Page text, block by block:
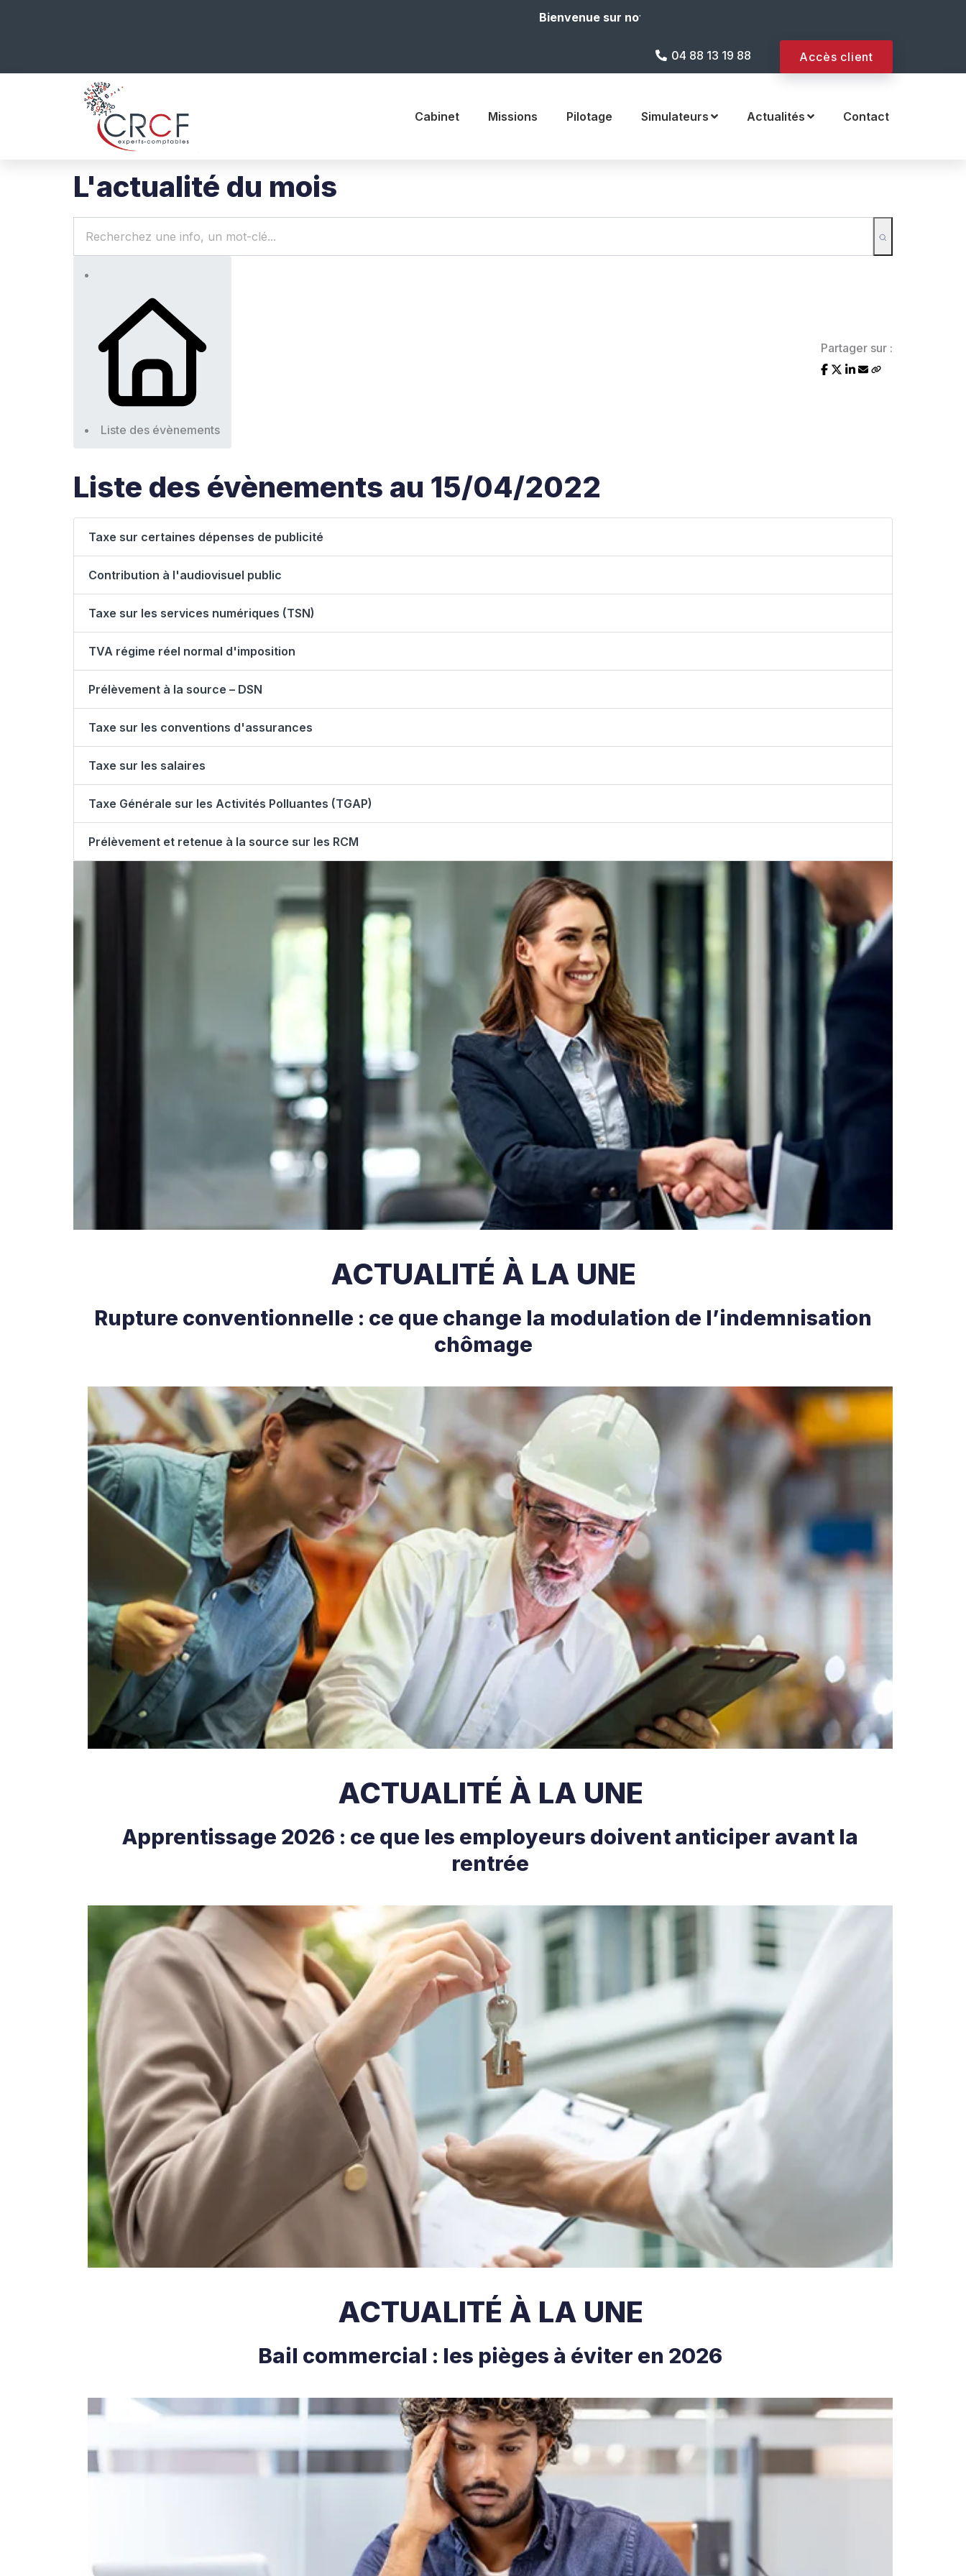
Bienvenue sur notre site internet !
04 88 13 19 88 Accès client
Cabinet Missions Pilotage Simulateurs Actualités Contact
L'actualité du mois
Liste des évènements
Partager sur :
Liste des évènements au 15/04/2022
Taxe sur certaines dépenses de publicité
Contribution à l'audiovisuel public
Taxe sur les services numériques (TSN)
TVA régime réel normal d'imposition
Prélèvement à la source – DSN
Taxe sur les conventions d'assurances
Taxe sur les salaires
Taxe Générale sur les Activités Polluantes (TGAP)
Prélèvement et retenue à la source sur les RCM
ACTUALITÉ À LA UNE
Rupture conventionnelle : ce que change la modulation de l’indemnisation
chômage
ACTUALITÉ À LA UNE
Apprentissage 2026 : ce que les employeurs doivent anticiper avant la
rentrée
ACTUALITÉ À LA UNE
Bail commercial : les pièges à éviter en 2026